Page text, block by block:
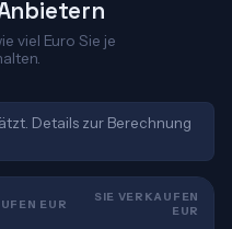
Anbietern
viel Euro Sie je
Details zur Berechnung
EUR
SIE VERKAUFEN
EUR